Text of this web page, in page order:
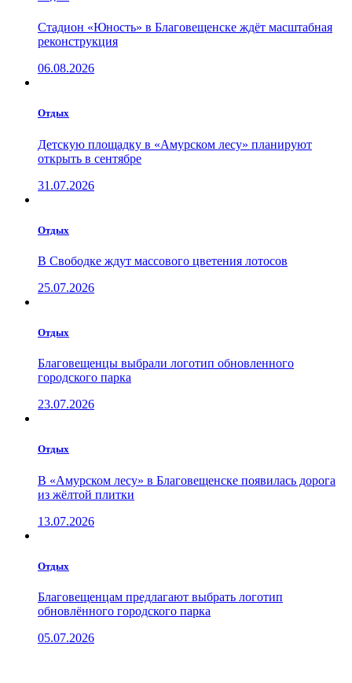
Стадион «Юность» в Благовещенске ждёт масштабная
реконструкция
06.08.2026
Отдых
Детскую площадку в «Амурском лесу» планируют
открыть в сентябре
31.07.2026
Отдых
В Свободке ждут массового цветения лотосов
25.07.2026
Отдых
Благовещенцы выбрали логотип обновленного
городского парка
23.07.2026
Отдых
В «Амурском лесу» в Благовещенске появилась дорога
из жёлтой плитки
13.07.2026
Отдых
Благовещенцам предлагают выбрать логотип
обновлённого городского парка
05.07.2026